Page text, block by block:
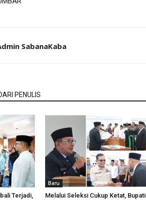
SabanaKaba
PENULIS
Terjadi,
Baru
Melalui Seleksi Cukup Ketat, Bupati